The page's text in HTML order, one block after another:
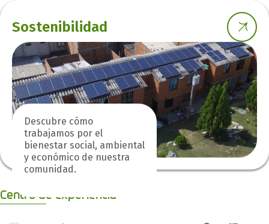
Sostenibilidad
Descubre cómo
trabajamos por el
bienestar social, ambiental
y económico de nuestra
comunidad.
Centro de experiencia